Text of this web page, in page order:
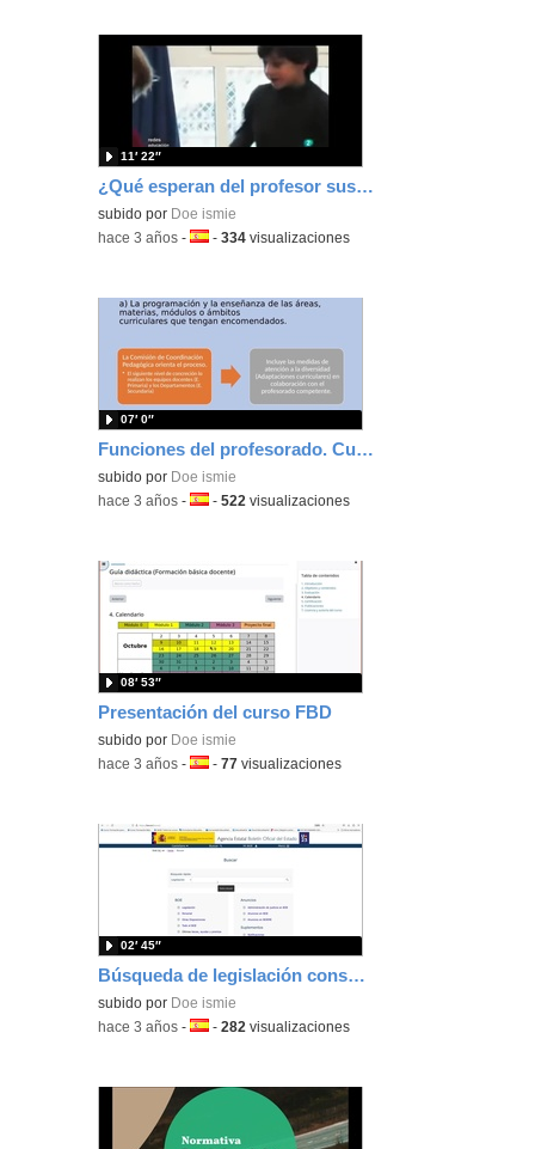
¿Qué esperan del profesor sus alumnos? Curso Formación Básica Docente
subido por Doe ismie
11′ 22″
-hace 3 años -Idioma:
-334 visualizaciones
Funciones del profesorado. Curso Formación Básica Docente
subido por Doe ismie
07′ 0″
-hace 3 años -Idioma:
-522 visualizaciones
Presentación del curso FBD
subido por Doe ismie
08′ 53″
-hace 3 años -Idioma:
-77 visualizaciones
Búsqueda de legislación consolidada
subido por Doe ismie
02′ 45″
-hace 3 años -Idioma:
-282 visualizaciones